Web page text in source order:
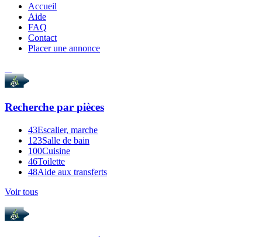
Accueil
Aide
FAQ
Contact
Placer une annonce
Recherche par pièces
43Escalier, marche
123Salle de bain
100Cuisine
46Toilette
48Aide aux transferts
Voir tous